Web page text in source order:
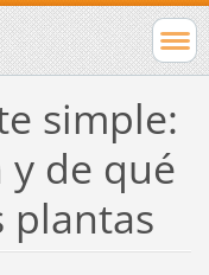
simple:
y de qué
plantas